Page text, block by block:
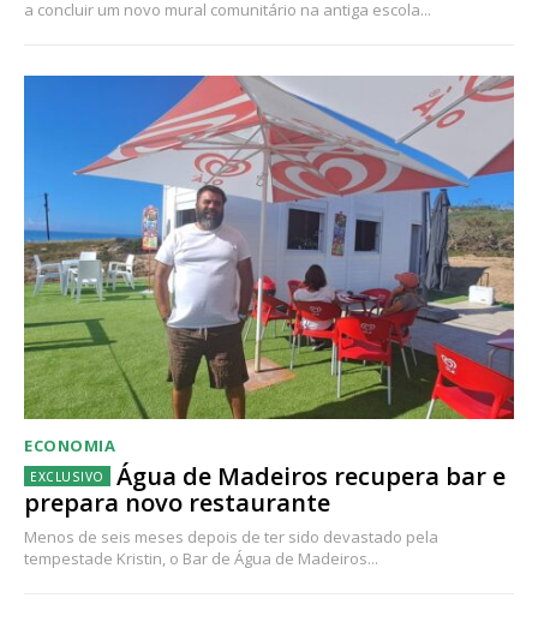
a concluir um novo mural comunitário na antiga escola...
ECONOMIA
Água de Madeiros recupera bar e
prepara novo restaurante
Menos de seis meses depois de ter sido devastado pela
tempestade Kristin, o Bar de Água de Madeiros...